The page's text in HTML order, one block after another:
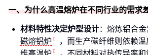
一、为什么高温熔炉在不同行业的需求
材料特性决定炉型设计：熔炼铝合
磁熔铝炉
，而生产碳纤维则依赖
维高温炉
，不同材料对热传导率